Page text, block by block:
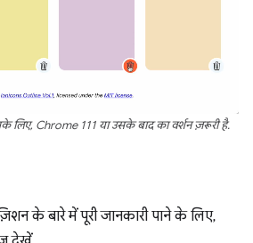
लिए, Chrome 111 या उसके बाद का वर्शन ज़रूरी है.
के बारे में पूरी जानकारी पाने के लिए,